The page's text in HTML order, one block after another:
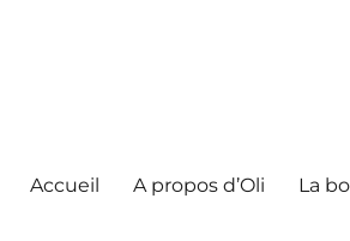
Accueil A propos d’Oli La